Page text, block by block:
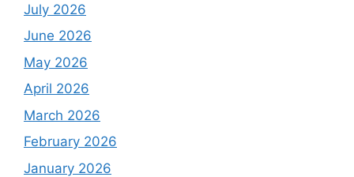
July 2026
June 2026
May 2026
April 2026
March 2026
February 2026
January 2026